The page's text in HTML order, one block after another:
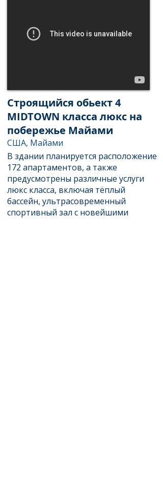
Строящийся обьект 4
MIDTOWN класса люкс на
побережье Майами
США, Майами
В здании планируется расположение
172 апартаментов, а также
предусмотрены различные услуги
люкс класса, включая тёплый
бассейн, ультрасовременный
спортивный зал с новейшими